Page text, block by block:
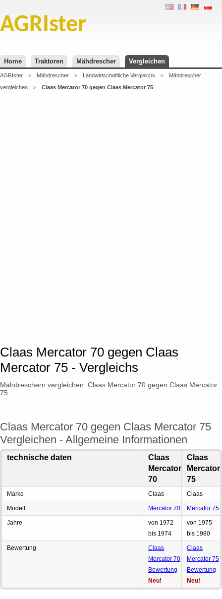
AGRIster
Home Traktoren Mähdrescher Vergleichen
AGRIster > Mähdrescher > Landwirtschaftliche Vergleichs >
Mähdrescher
vergleichen
> Claas Mercator 70 gegen Claas Mercator 75
Claas Mercator 70 gegen Claas
Mercator 75 - Vergleichs
Mähdreschern vergleichen: Claas Mercator 70 gegen Claas Mercator
75
Claas Mercator 70 gegen Claas Mercator 75
Vergleichen - Allgemeine Informationen
technische daten
Claas
Mercator
70
Claas
Mercator
75
Marke Claas Claas
Modell Mercator 70 Mercator 75
Jahre
von 1972
bis 1974
von 1975
bis 1980
Bewertung
Claas
Mercator 70
Bewertung
Neu!
Claas
Mercator 75
Bewertung
Neu!